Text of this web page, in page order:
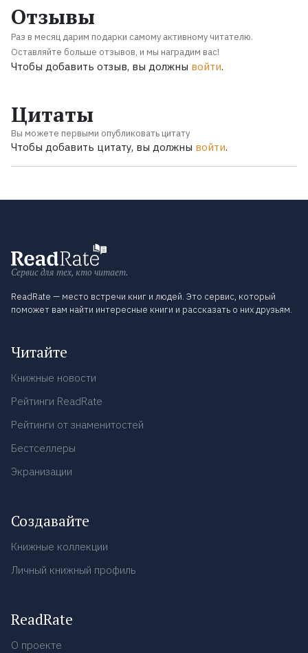
Отзывы
Раз в месяц дарим подарки самому активному читателю.
Оставляйте больше отзывов, и мы наградим вас!
Чтобы добавить отзыв, вы должны войти.
Цитаты
Вы можете первыми опубликовать цитату
Чтобы добавить цитату, вы должны войти.
Сервис для тех, кто читает.
ReadRate — место встречи книг и людей. Это сервис, который
поможет вам найти интересные книги и рассказать о них друзьям.
Читайте
Книжные новости
Рейтинги ReadRate
Рейтинги от знаменитостей
Бестселлеры
Экранизации
Создавайте
Книжные коллекции
Личный книжный профиль
ReadRate
О проекте